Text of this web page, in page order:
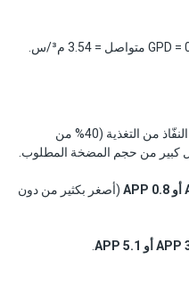
عند استخدام مبادل ضغط ERI أو FEDCO HPB، تحتاج المضخة عالية الضغط فقط إلى توفير حصة النفّاذ من التغذية (40% من
(أصغر بكثير من دون